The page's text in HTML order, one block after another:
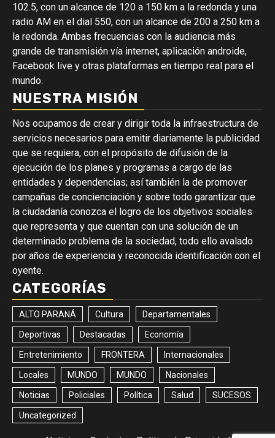
102.5, con un alcance de 120 a 150 km a la redonda y una
radio AM en el dial 550, con un alcance de 200 a 250 km a
la redonda. Ambas frecuencias con la audiencia más
grande de transmisión vía internet, aplicación androide,
Facebook live y otras plataformas en tiempo real para el
mundo.
NUESTRA MISIÓN
Nos ocupamos de crear y dirigir toda la infraestructura de
servicios necesarios para emitir diariamente la publicidad
que se requiera, con el propósito de difusión de la
ejecución de los planes y programas a cargo de las
entidades y dependencias; así también la de promover
campañas de concienciación y sobre todo garantizar que
la ciudadanía conozca el logro de los objetivos sociales
que representa y que cuentan con una solución de un
determinado problema de la sociedad, todo ello avalado
por años de experiencia y reconocida identificación con el
oyente.
CATEGORÍAS
ALTO PARANÁ Cultura Departamentales
Deportivas Destacadas Economía
Entretenimiento FRONTERA Internacionales
Locales MUNDO MUNDO Nacionales
Noticias Policiales Política Salud SUCESOS
Uncategorized